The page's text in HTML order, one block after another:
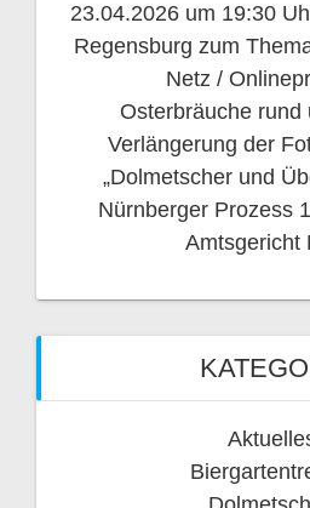
23.04.2026 um 19:30
Regensburg zum
Netz /
Osterbräuche rund
Verlängerung der
„Dolmetscher und
Nürnberger Prozess
Amtsgericht